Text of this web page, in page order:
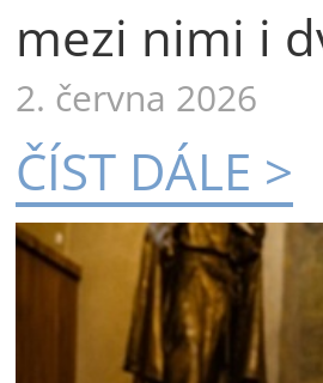
mezi nimi i
2. června 2026
ČÍST DÁLE >